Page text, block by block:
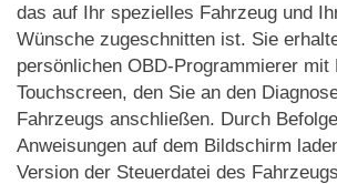
das auf Ihr spezielles Fahrzeug und
Wünsche zugeschnitten ist. Sie
persönlichen OBD-Programmierer mit
Touchscreen, den Sie an den
Fahrzeugs anschließen. Durch
Anweisungen auf dem Bildschirm
Version der Steuerdatei des